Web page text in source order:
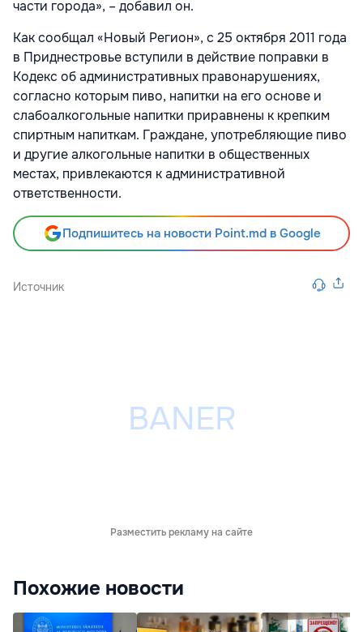
части города», – добавил он.
Как сообщал «Новый Регион», с 25 октября 2011 года
в Приднестровье вступили в действие поправки в
Кодекс об административных правонарушениях,
согласно которым пиво, напитки на его основе и
слабоалкогольные напитки приравнены к крепким
спиртным напиткам. Граждане, употребляющие пиво
и другие алкогольные напитки в общественных
местах, привлекаются к административной
ответственности.
Подпишитесь на новости Point.md в Google
Источник
Разместить рекламу на сайте
Похожие новости